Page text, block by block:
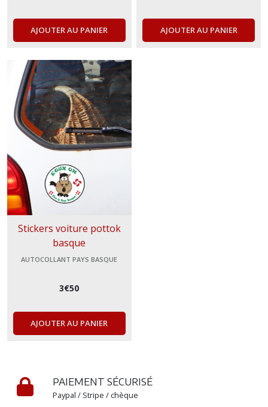
AJOUTER AU PANIER AJOUTER AU PANIER
Stickers voiture pottok
basque
AUTOCOLLANT PAYS BASQUE
3€50
AJOUTER AU PANIER
PAIEMENT SÉCURISÉ
Paypal / Stripe / chèque